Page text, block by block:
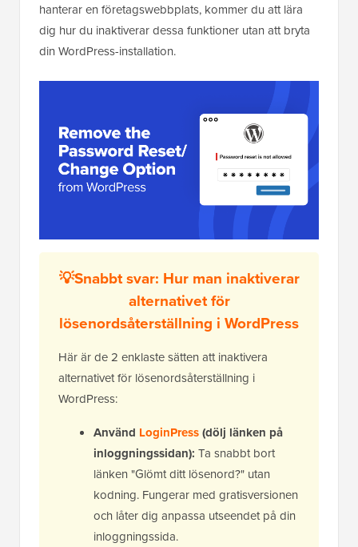
hanterar en företagswebbplats, kommer du att lära
dig hur du inaktiverar dessa funktioner utan att bryta
din WordPress-installation.
💡Snabbt svar: Hur man inaktiverar
alternativet för
lösenordsåterställning i WordPress
Här är de 2 enklaste sätten att inaktivera
alternativet för lösenordsåterställning i
WordPress:
Använd LoginPress(dölj länken på
inloggningssidan): Ta snabbt bort
länken "Glömt ditt lösenord?" utan
kodning. Fungerar med gratisversionen
och låter dig anpassa utseendet på din
inloggningssida.